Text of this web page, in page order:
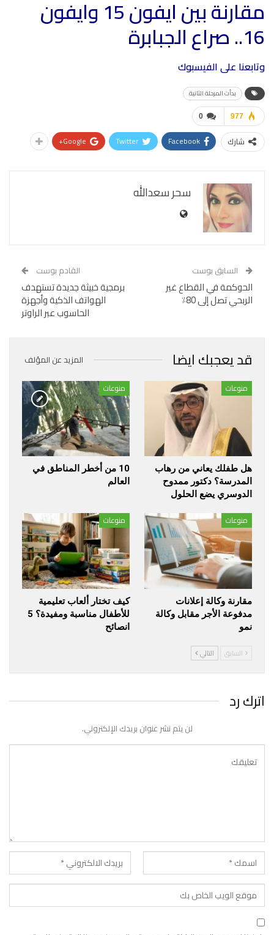
مقارنة بين ايفون 15 وايفون
16.. صراع الجبابرة
وتابعنا علىالفيسبوك
بدأت المرحلة الثانية
0 977
شارك Facebook
Twitter
Google+
سحر سعدالله
السابق بوست
الحوكمة في القطاع غير
الربحي تصل إلى 80٪
القادم بوست
برمجية خبيثة جديدة تستهدف
الهواتف الذكية وأجهزة
الحاسوب عبر الراوتر
قد يعجبك ايضا المزيد عن المؤلف
منوعات
هل طفلك يعاني من رهاب
المدرسة؟ دكتور ممدوح
الدوسري يضع الحلول
منوعات
10 من أخطر المناطق في
العالم
منوعات
مقارنة وكالة إعلانات
مدفوعة الأجر مقابل وكالة
نمو
منوعات
كيف تختار ألعاب تعليمية
للأطفال مناسبة ومفيدة؟ 5
انصائح
السابق التالي
اترك رد
لن يتم نشر عنوان بريدك الإلكتروني.